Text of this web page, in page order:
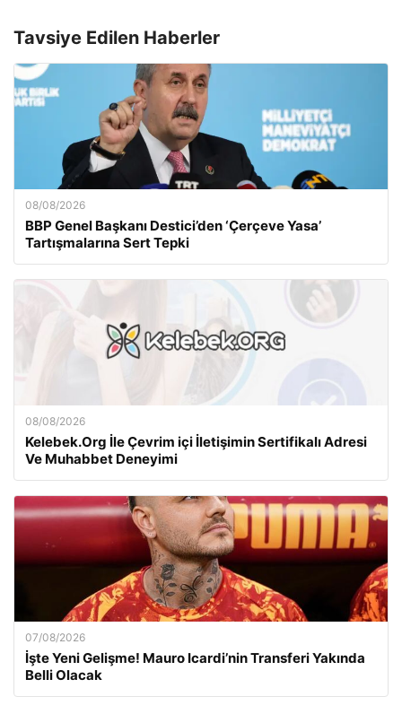
Tavsiye Edilen Haberler
08/08/2026
BBP Genel Başkanı Destici’den ‘Çerçeve Yasa’
Tartışmalarına Sert Tepki
08/08/2026
Kelebek.Org İle Çevrim içi İletişimin Sertifikalı Adresi
Ve Muhabbet Deneyimi
07/08/2026
İşte Yeni Gelişme! Mauro Icardi’nin Transferi Yakında
Belli Olacak